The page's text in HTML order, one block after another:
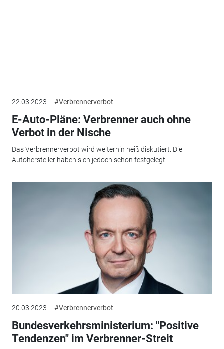
22.03.2023 #Verbrennerverbot
E-Auto-Pläne: Verbrenner auch ohne
Verbot in der Nische
Das Verbrennerverbot wird weiterhin heiß diskutiert. Die
Autohersteller haben sich jedoch schon festgelegt.
20.03.2023 #Verbrennerverbot
Bundesverkehrsministerium: "Positive
Tendenzen" im Verbrenner-Streit